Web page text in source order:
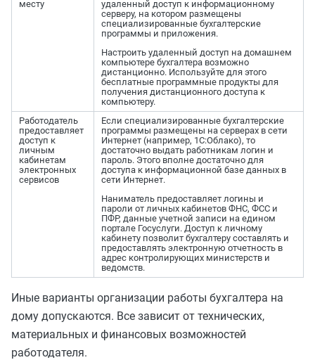
месту
удаленный доступ к информационному
серверу, на котором размещены
специализированные бухгалтерские
программы и приложения.
Настроить удаленный доступ на домашнем
компьютере бухгалтера возможно
дистанционно. Используйте для этого
бесплатные программные продукты для
получения дистанционного доступа к
компьютеру.
Работодатель
предоставляет
доступ к
личным
кабинетам
электронных
сервисов
Если специализированные бухгалтерские
программы размещены на серверах в сети
Интернет (например, 1С:Облако), то
достаточно выдать работникам логин и
пароль. Этого вполне достаточно для
доступа к информационной базе данных в
сети Интернет.
Наниматель предоставляет логины и
пароли от личных кабинетов ФНС, ФСС и
ПФР, данные учетной записи на едином
портале Госуслуги. Доступ к личному
кабинету позволит бухгалтеру составлять и
предоставлять электронную отчетность в
адрес контролирующих министерств и
ведомств.
Иные варианты организации работы бухгалтера на
дому допускаются. Все зависит от технических,
материальных и финансовых возможностей
работодателя.